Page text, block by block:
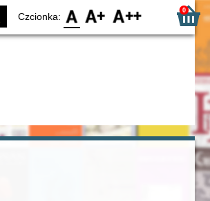
Czcionka: F0 F1 F2 0